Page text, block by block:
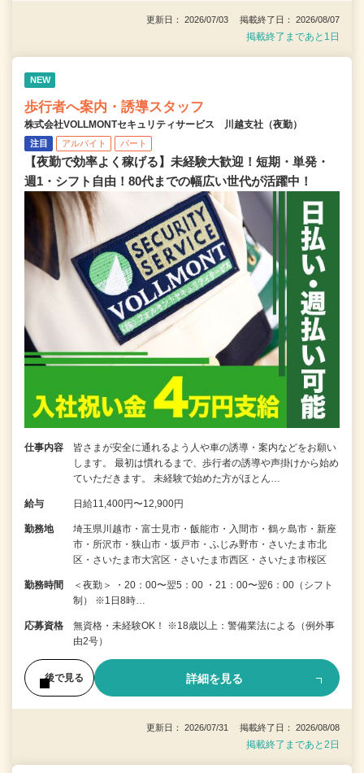
更新日： 2026/07/03 掲載終了日： 2026/08/07
掲載終了まであと1日
NEW
歩行者へ案内・誘導スタッフ
株式会社VOLLMONTセキュリティサービス 川越支社（夜勤）
注目 アルバイト パート
【夜勤で効率よく稼げる】未経験大歓迎！短期・単発・
週1・シフト自由！80代までの幅広い世代が活躍中！
仕事内容
皆さまが安全に通れるよう人や車の誘導・案内などをお願い
します。 最初は慣れるまで、歩行者の誘導や声掛けから始め
ていただきます。 未経験で始めた方がほとん…
給与 日給11,400円〜12,900円
勤務地
埼玉県川越市・富士見市・飯能市・入間市・鶴ヶ島市・新座
市・所沢市・狭山市・坂戸市・ふじみ野市・さいたま市北
区・さいたま市大宮区・さいたま市西区・さいたま市桜区
勤務時間
＜夜勤＞ ・20：00〜翌5：00 ・21：00〜翌6：00（シフト
制） ※1日8時…
応募資格
無資格・未経験OK！ ※18歳以上：警備業法による（例外事
由2号）
後で見る 詳細を見る
更新日： 2026/07/31 掲載終了日： 2026/08/08
掲載終了まであと2日